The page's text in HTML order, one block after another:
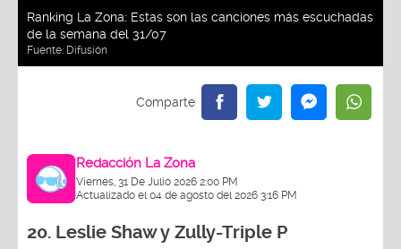
Ranking La Zona: Estas son las canciones más escuchadas
de la semana del 31/07
Fuente: Difusión
Redacción La Zona
Viernes, 31 De Julio 2026 2:00 PM
Actualizado el 04 de agosto del 2026 3:16 PM
20. Leslie Shaw y Zully-Triple P